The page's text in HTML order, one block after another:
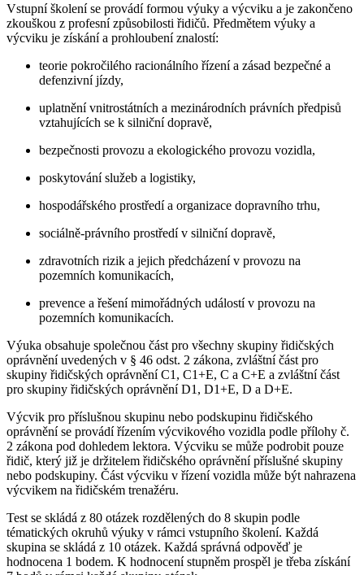
Vstupní školení se provádí formou výuky a výcviku a je zakončeno
zkouškou z profesní způsobilosti řidičů. Předmětem výuky a
výcviku je získání a prohloubení znalostí:
teorie pokročilého racionálního řízení a zásad bezpečné a
defenzivní jízdy,
uplatnění vnitrostátních a mezinárodních právních předpisů
vztahujících se k silniční dopravě,
bezpečnosti provozu a ekologického provozu vozidla,
poskytování služeb a logistiky,
hospodářského prostředí a organizace dopravního trhu,
sociálně-právního prostředí v silniční dopravě,
zdravotních rizik a jejich předcházení v provozu na
pozemních komunikacích,
prevence a řešení mimořádných událostí v provozu na
pozemních komunikacích.
Výuka obsahuje společnou část pro všechny skupiny řidičských
oprávnění uvedených v § 46 odst. 2 zákona, zvláštní část pro
skupiny řidičských oprávnění C1, C1+E, C a C+E a zvláštní část
pro skupiny řidičských oprávnění D1, D1+E, D a D+E.
Výcvik pro příslušnou skupinu nebo podskupinu řidičského
oprávnění se provádí řízením výcvikového vozidla podle přílohy č.
2 zákona pod dohledem lektora. Výcviku se může podrobit pouze
řidič, který již je držitelem řidičského oprávnění příslušné skupiny
nebo podskupiny. Část výcviku v řízení vozidla může být nahrazena
výcvikem na řidičském trenažéru.
Test se skládá z 80 otázek rozdělených do 8 skupin podle
tématických okruhů výuky v rámci vstupního školení. Každá
skupina se skládá z 10 otázek. Každá správná odpověď je
hodnocena 1 bodem. K hodnocení stupněm prospěl je třeba získání